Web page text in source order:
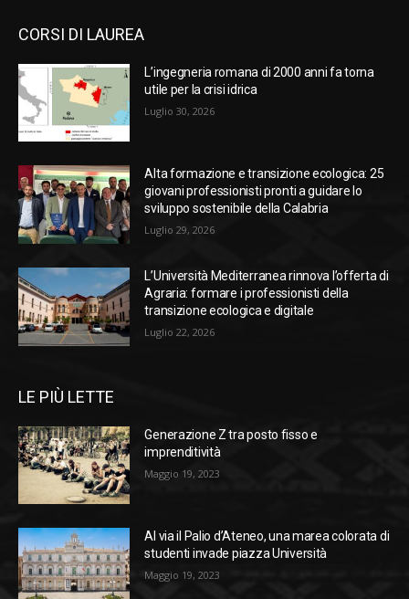
CORSI DI LAUREA
L’ingegneria romana di 2000 anni fa torna
utile per la crisi idrica
Luglio 30, 2026
Alta formazione e transizione ecologica: 25
giovani professionisti pronti a guidare lo
sviluppo sostenibile della Calabria
Luglio 29, 2026
L’Università Mediterranea rinnova l’offerta di
Agraria: formare i professionisti della
transizione ecologica e digitale
Luglio 22, 2026
LE PIÙ LETTE
Generazione Z tra posto fisso e
imprenditività
Maggio 19, 2023
Al via il Palio d’Ateneo, una marea colorata di
studenti invade piazza Università
Maggio 19, 2023